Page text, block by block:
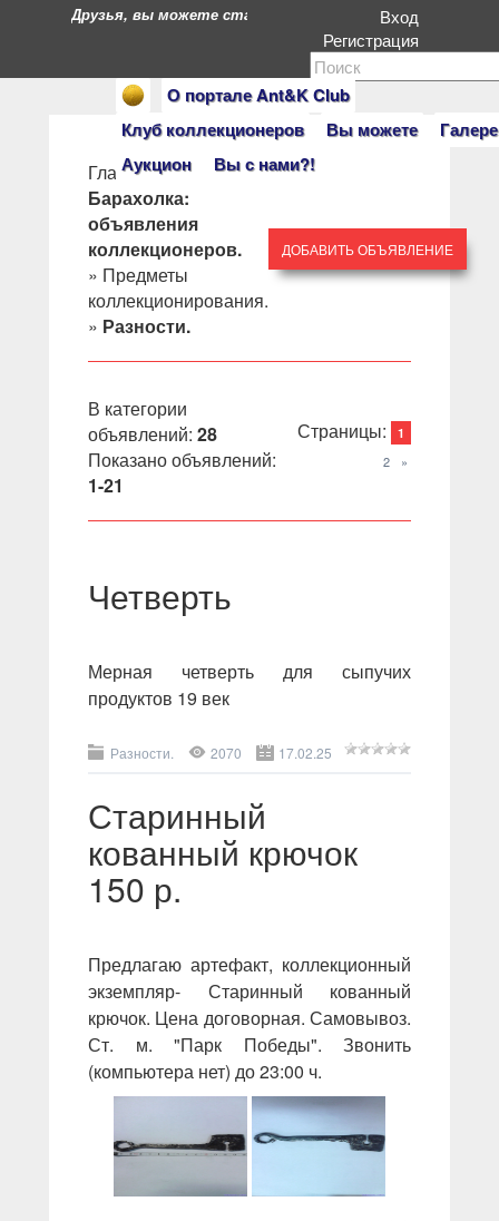
О портале Ant&K Club
Клуб коллекционеров
Вы можете
Аукцион
Вы с нами?!
Друзья, вы можете стать героями нашего портала.
Вход
Регистрация
Главная»
Барахолка:
объявления
коллекционеров.
» Предметы
коллекционирования.
» Разности.
ДОБАВИТЬ ОБЪЯВЛЕНИЕ
В категории
объявлений: 28
Показано объявлений:
1-21
Страницы: 1
2 »
Четверть
Мерная четверть для сыпучих
продуктов 19 век
Разности. 2070 17.02.25
Старинный
кованный крючок
150 р.
Предлагаю артефакт, коллекционный
экземпляр- Старинный кованный
крючок. Цена договорная. Самовывоз.
Ст. м. "Парк Победы". Звонить
(компьютера нет) до 23:00 ч.